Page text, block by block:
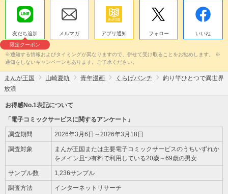
友だち追加
限定クーポン
メルマガ アプリ通知 フォロー いいね
※通知する情報およびタイミングが異なりますので、併せて受け取ることをお勧めします。 ※
通知をしないキャンペーンもあります。ご了承ください。
まんが王国 山崎夏軌 青年漫画 くらげバンチ
釣り竿ひとつで異世界
放浪
お得感No.1表記について
「電子コミックサービスに関するアンケート」
調査期間 2026年3月6日～2026年3月18日
調査対象
まんが王国または主要電子コミックサービスのうちいずれか
をメイン且つ有料で利用している20歳～69歳の男女
サンプル数 1,236サンプル
調査方法 インターネットリサーチ